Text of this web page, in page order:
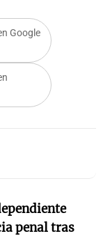
Google
penal tras